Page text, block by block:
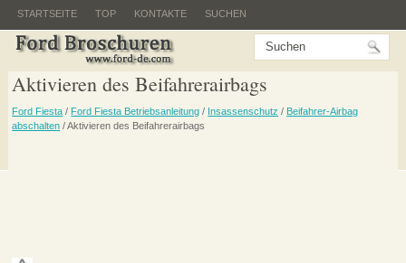
STARTSEITE TOP KONTAKTE SUCHEN
Aktivieren des Beifahrerairbags
Ford Fiesta / Ford Fiesta Betriebsanleitung / Insassenschutz / Beifahrer-Airbag
abschalten / Aktivieren des Beifahrerairbags